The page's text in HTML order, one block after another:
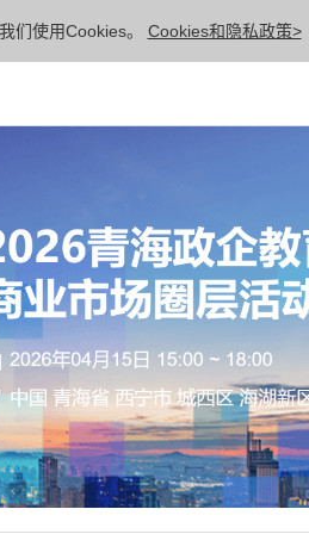
们使用Cookies。 Cookies和隐私政策>